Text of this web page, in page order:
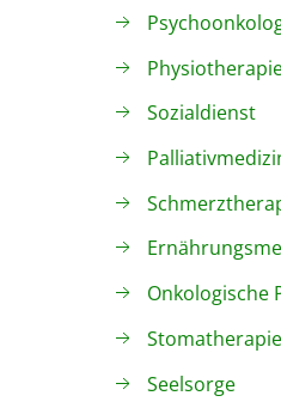
Sozialdienst
Onkologische
Stomatherapie
Seelsorge